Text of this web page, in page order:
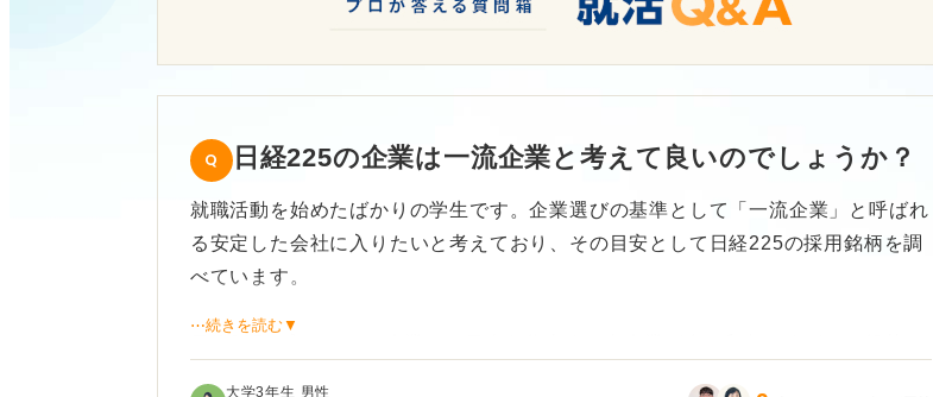
日経225の企業は一流企業と考えて良いのでしょうか？
就職活動を始めたばかりの学生です。企業選びの基準として「一流企業」と呼ばれ
る安定した会社に入りたいと考えており、その目安として日経225の採用銘柄を調
べています。
⋯続きを読む▼
大学3年生 男性